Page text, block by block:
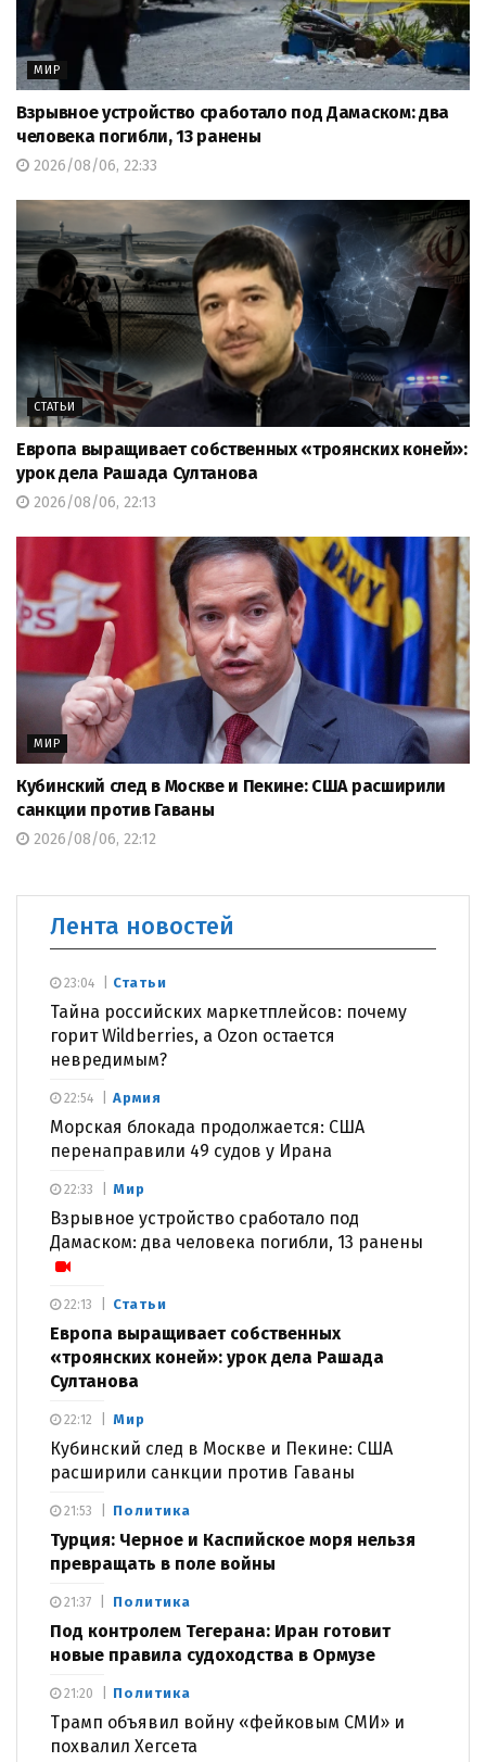
МИР
Взрывное устройство сработало под Дамаском: два
человека погибли, 13 ранены
2026/08/06, 22:33
СТАТЬИ
Европа выращивает собственных «троянских коней»:
урок дела Рашада Султанова
2026/08/06, 22:13
МИР
Кубинский след в Москве и Пекине: США расширили
санкции против Гаваны
2026/08/06, 22:12
Лента новостей
Статьи
Тайна российских маркетплейсов: почему
горит Wildberries, а Ozon остается
невредимым?
23:04
Армия
Морская блокада продолжается: США
перенаправили 49 судов у Ирана
22:54
Мир
Взрывное устройство сработало под
Дамаском: два человека погибли, 13 ранены
22:33
Статьи
Европа выращивает собственных
«троянских коней»: урок дела Рашада
Султанова
22:13
Мир
Кубинский след в Москве и Пекине: США
расширили санкции против Гаваны
22:12
Политика
Турция: Черное и Каспийское моря нельзя
превращать в поле войны
21:53
Политика
Под контролем Тегерана: Иран готовит
новые правила судоходства в Ормузе
21:37
Политика
Трамп объявил войну «фейковым СМИ» и
похвалил Хегсета
21:20